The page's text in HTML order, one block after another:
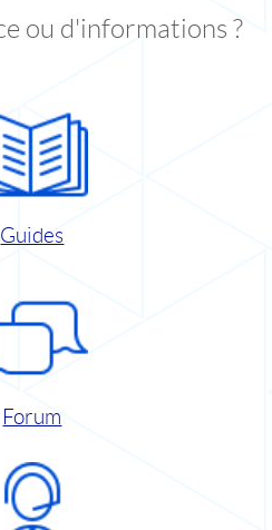
ou d'informations ?
Guides
Forum